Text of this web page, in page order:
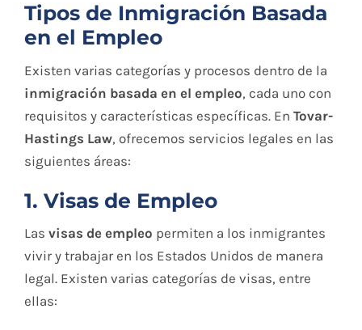
Tipos de Inmigración Basada
en el Empleo
Existen varias categorías y procesos dentro de la
inmigración basada en el empleo, cada uno con
requisitos y características específicas. En Tovar-
Hastings Law, ofrecemos servicios legales en las
siguientes áreas:
1. Visas de Empleo
Las visas de empleo permiten a los inmigrantes
vivir y trabajar en los Estados Unidos de manera
legal. Existen varias categorías de visas, entre
ellas: